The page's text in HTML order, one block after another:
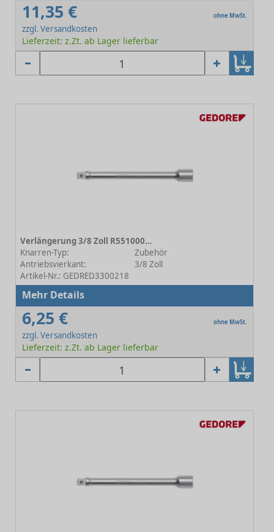
11,35 € ohne MwSt.
zzgl. Versandkosten
Lieferzeit: z.Zt. ab Lager lieferbar
Verlängerung 3/8 Zoll R55100024 125mm
Knarren-Typ:
Zubehör
Antriebsvierkant:
3/8 Zoll
Artikel-Nr.: GEDRED3300218
Mehr Details
6,25 € ohne MwSt.
zzgl. Versandkosten
Lieferzeit: z.Zt. ab Lager lieferbar